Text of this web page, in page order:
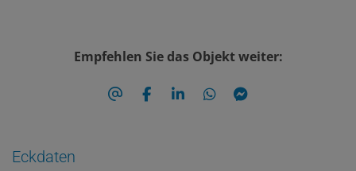
Empfehlen Sie das Objekt weiter:
Eckdaten